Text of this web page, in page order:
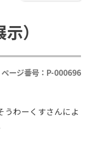
）
ページ番号：P-000696
うわーくすさんによ